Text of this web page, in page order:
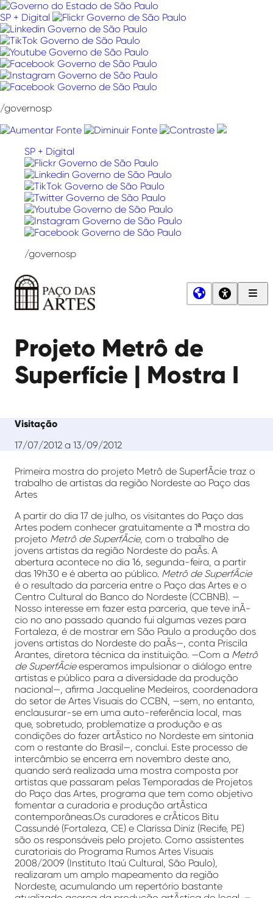
Pular
para
o
conteúdo
SP + Digital
/governosp
SP + Digital
/governosp
Artes
Projeto Metrô de
Superfície | Mostra I
Visitação
17/07/2012 a 13/09/2012
Primeira mostra do projeto Metrô de SuperfÃ­cie traz o
trabalho de artistas da região Nordeste ao Paço das
Artes
A partir do dia 17 de julho, os visitantes do Paço das
Artes podem conhecer gratuitamente a 1ª mostra do
projeto Metrô de SuperfÃ­cie, com o trabalho de
jovens artistas da região Nordeste do paÃ­s. A
abertura acontece no dia 16, segunda-feira, a partir
das 19h30 e é aberta ao público. Metrô de SuperfÃ­cie
é o resultado da parceria entre o Paço das Artes e o
Centro Cultural do Banco do Nordeste (CCBNB). —
Nosso interesse em fazer esta parceria, que teve inÃ­
cio no ano passado quando fui algumas vezes para
Fortaleza, é de mostrar em São Paulo a produção dos
jovens artistas do Nordeste do paÃ­s—, conta Priscila
Arantes, diretora técnica da instituição. —Com a Metrô
de SuperfÃ­cieesperamos impulsionar o diálogo entre
artistas e público para a diversidade da produção
nacional—, afirma Jacqueline Medeiros, coordenadora
do setor de Artes Visuais do CCBN, —sem, no entanto,
enclausurar-se em uma auto-referência local, mas
que, sobretudo, problematize a produção e as
condições do fazer artÃ­stico no Nordeste em sintonia
com o restante do Brasil—, conclui. Este processo de
intercâmbio se encerra em novembro deste ano,
quando será realizada uma mostra composta por
artistas que passaram pelas Temporadas de Projetos
do Paço das Artes, programa que tem como objetivo
fomentar a curadoria e produção artÃ­stica
contemporâneas.Os curadores e crÃ­ticos Bitu
Cassundé (Fortaleza, CE) e Clarissa Diniz (Recife, PE)
são os responsáveis pelo projeto. Como assistentes
curatoriais do Programa Rumos Artes Visuais
2008/2009 (Instituto Itaú Cultural, São Paulo),
realizaram um amplo mapeamento da região
Nordeste, acumulando um repertório bastante